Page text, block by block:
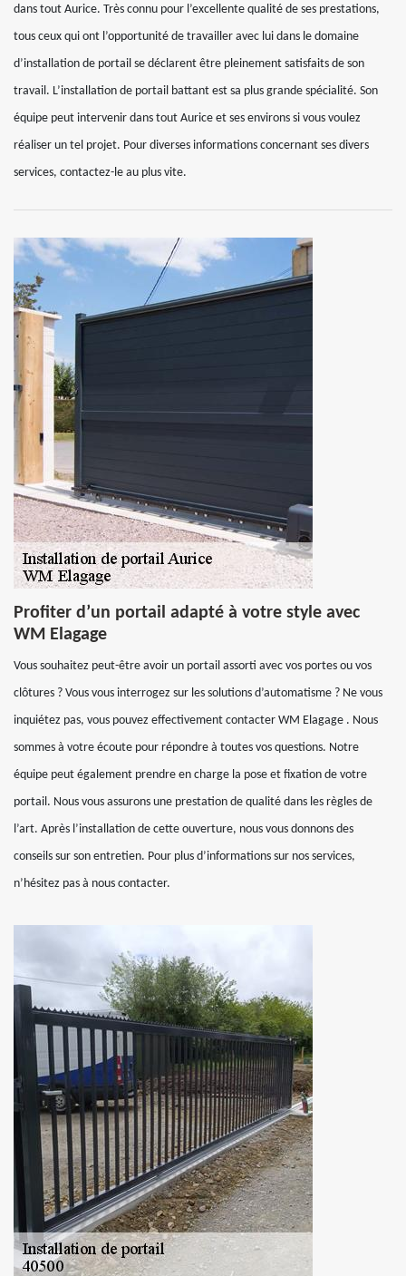
dans tout Aurice. Très connu pour l’excellente qualité de ses prestations,
tous ceux qui ont l’opportunité de travailler avec lui dans le domaine
d’installation de portail se déclarent être pleinement satisfaits de son
travail. L’installation de portail battant est sa plus grande spécialité. Son
équipe peut intervenir dans tout Aurice et ses environs si vous voulez
réaliser un tel projet. Pour diverses informations concernant ses divers
services, contactez-le au plus vite.
Profiter d’un portail adapté à votre style avec
WM Elagage
Vous souhaitez peut-être avoir un portail assorti avec vos portes ou vos
clôtures ? Vous vous interrogez sur les solutions d’automatisme ? Ne vous
inquiétez pas, vous pouvez effectivement contacter WM Elagage . Nous
sommes à votre écoute pour répondre à toutes vos questions. Notre
équipe peut également prendre en charge la pose et fixation de votre
portail. Nous vous assurons une prestation de qualité dans les règles de
l’art. Après l’installation de cette ouverture, nous vous donnons des
conseils sur son entretien. Pour plus d’informations sur nos services,
n’hésitez pas à nous contacter.